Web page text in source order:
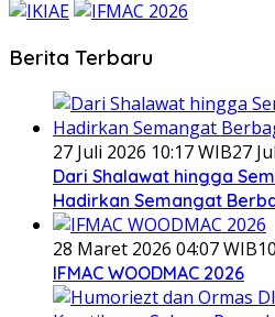
Berita Terbaru
27 Juli 2026 10:17 WIB27
Dari Shalawat hingga
Hadirkan Semangat
28 Maret 2026 04:07 WIB
IFMAC WOODMAC 2026